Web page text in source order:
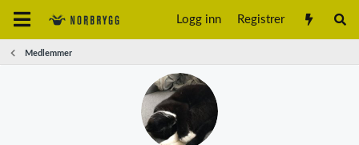
Logg inn Registrer
Medlemmer